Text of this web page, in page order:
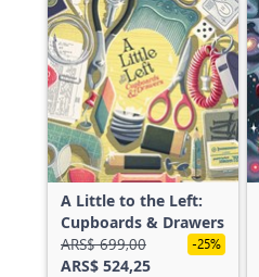
A Little to the Left:
Cupboards & Drawers
ARS$ 699,00
ARS$ 524,25
-25%